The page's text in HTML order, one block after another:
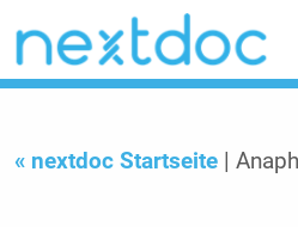
« nextdoc Startseite |